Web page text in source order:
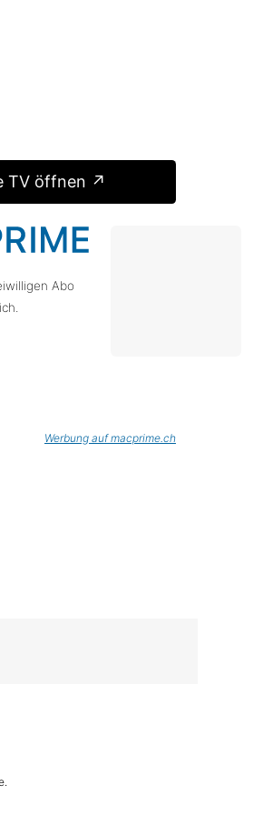
TV öffnen ↗
Abo
Werbung auf macprime.ch